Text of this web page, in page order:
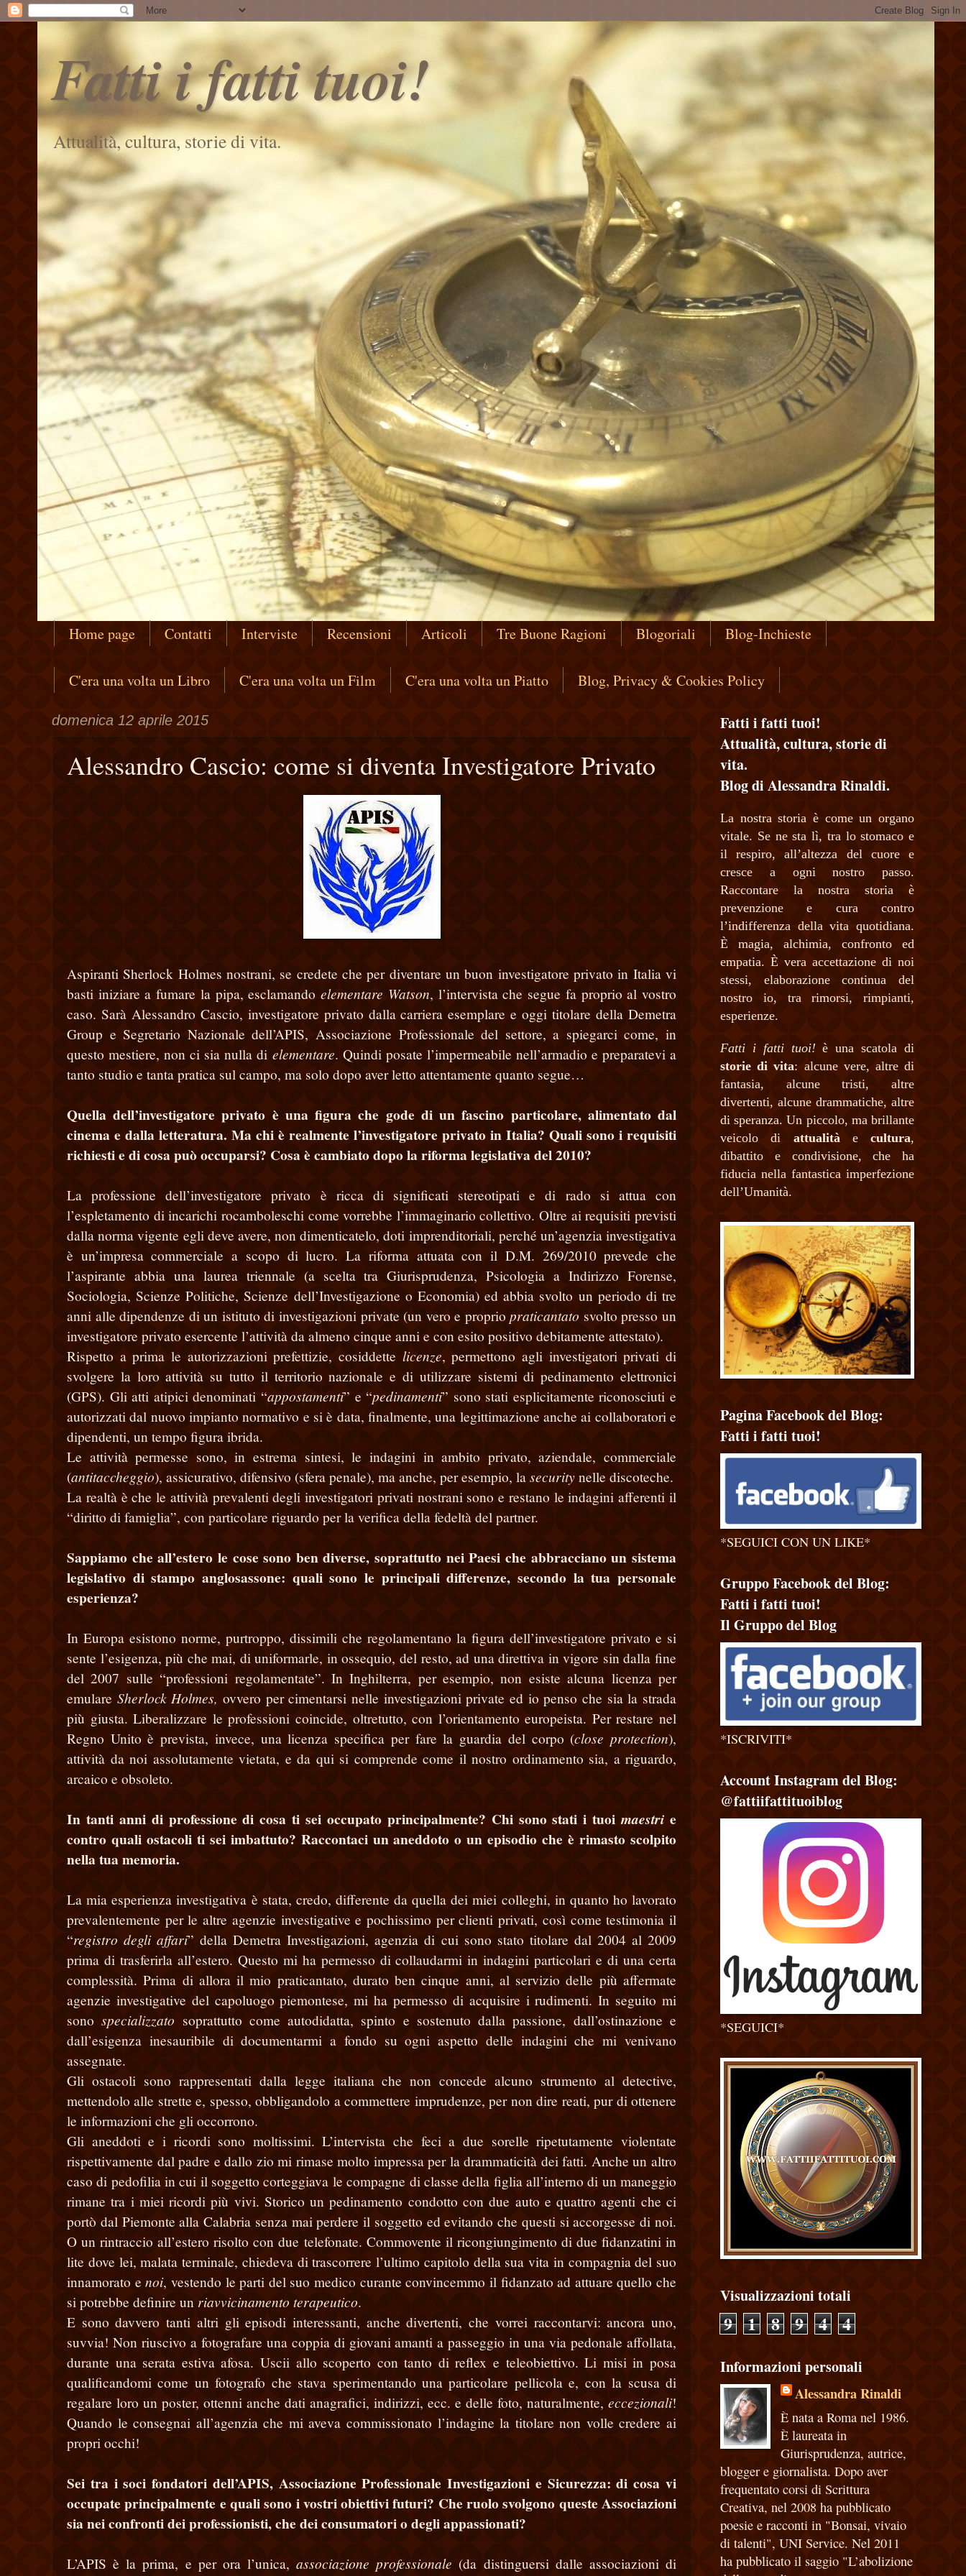
Fatti i fatti tuoi!
Attualità, cultura, storie di vita.
Home page Contatti Interviste Recensioni Articoli Tre Buone Ragioni Blogoriali Blog-Inchieste
C'era una volta un Libro C'era una volta un Film C'era una volta un Piatto Blog, Privacy & Cookies Policy
domenica 12 aprile 2015
Alessandro Cascio: come si diventa Investigatore Privato
Aspiranti Sherlock Holmes nostrani, se credete che per diventare un buon investigatore privato in Italia vi
basti iniziare a fumare la pipa, esclamandoelementare Watson, l’intervista che segue fa proprio al vostro
caso. Sarà Alessandro Cascio, investigatore privato dalla carriera esemplare e oggi titolare della Demetra
Group e Segretario Nazionale dell’APIS, Associazione Professionale del settore, a spiegarci come, in
questo mestiere, non ci sia nulla di elementare. Quindi posate l’impermeabile nell’armadio e preparatevi a
tanto studio e tanta pratica sul campo, ma solo dopo aver letto attentamente quanto segue…
Quella dell’investigatore privato è una figura che gode di un fascino particolare, alimentato dal
cinema e dalla letteratura. Ma chi è realmente l’investigatore privato in Italia? Quali sono i requisiti
richiesti e di cosa può occuparsi? Cosa è cambiato dopo la riforma legislativa del 2010?
La professione dell’investigatore privato è ricca di significati stereotipati e di rado si attua con
l’espletamento di incarichi rocamboleschi come vorrebbe l’immaginario collettivo. Oltre ai requisiti previsti
dalla norma vigente egli deve avere, non dimenticatelo, doti imprenditoriali, perché un’agenzia investigativa
è un’impresa commerciale a scopo di lucro. La riforma attuata con il D.M. 269/2010 prevede che
l’aspirante abbia una laurea triennale (a scelta tra Giurisprudenza, Psicologia a Indirizzo Forense,
Sociologia, Scienze Politiche, Scienze dell’Investigazione o Economia) ed abbia svolto un periodo di tre
anni alle dipendenze di un istituto di investigazioni private (un vero e propriopraticantato svolto presso un
investigatore privato esercente l’attività da almeno cinque anni e con esito positivo debitamente attestato).
Rispetto a prima le autorizzazioni prefettizie, cosiddette licenze, permettono agli investigatori privati di
svolgere la loro attività su tutto il territorio nazionale e di utilizzare sistemi di pedinamento elettronici
(GPS). Gli atti atipici denominati “appostamenti” e “pedinamenti” sono stati esplicitamente riconosciuti e
autorizzati dal nuovo impianto normativo e si è data, finalmente, una legittimazione anche ai collaboratori e
dipendenti, un tempo figura ibrida.
Le attività permesse sono, in estrema sintesi, le indagini in ambito privato, aziendale, commerciale
(antitaccheggio), assicurativo, difensivo (sfera penale), ma anche, per esempio, la security nelle discoteche.
La realtà è che le attività prevalenti degli investigatori privati nostrani sono e restano le indagini afferenti il
“diritto di famiglia”, con particolare riguardo per la verifica della fedeltà del partner.
Sappiamo che all’estero le cose sono ben diverse, soprattutto nei Paesi che abbracciano un sistema
legislativo di stampo anglosassone: quali sono le principali differenze, secondo la tua personale
esperienza?
In Europa esistono norme, purtroppo, dissimili che regolamentano la figura dell’investigatore privato e si
sente l’esigenza, più che mai, di uniformarle, in ossequio, del resto, ad una direttiva in vigore sin dalla fine
del 2007 sulle “professioni regolamentate”. In Inghilterra, per esempio, non esiste alcuna licenza per
emulare Sherlock Holmes,ovvero per cimentarsi nelle investigazioni private ed io penso che sia la strada
più giusta. Liberalizzare le professioni coincide, oltretutto, con l’orientamento europeista. Per restare nel
Regno Unito è prevista, invece, una licenza specifica per fare la guardia del corpo (close protection),
attività da noi assolutamente vietata, e da qui si comprende come il nostro ordinamento sia, a riguardo,
arcaico e obsoleto.
In tanti anni di professione di cosa ti sei occupato principalmente? Chi sono stati i tuoimaestrie
contro quali ostacoli ti sei imbattuto? Raccontaci un aneddoto o un episodio che è rimasto scolpito
nella tua memoria.
La mia esperienza investigativa è stata, credo, differente da quella dei miei colleghi, in quanto ho lavorato
prevalentemente per le altre agenzie investigative e pochissimo per clienti privati, così come testimonia il
“registro degli affari” della Demetra Investigazioni, agenzia di cui sono stato titolare dal 2004 al 2009
prima di trasferirla all’estero. Questo mi ha permesso di collaudarmi in indagini particolari e di una certa
complessità. Prima di allora il mio praticantato, durato ben cinque anni, al servizio delle più affermate
agenzie investigative del capoluogo piemontese, mi ha permesso di acquisire i rudimenti. In seguito mi
sonospecializzato soprattutto come autodidatta, spinto e sostenuto dalla passione, dall’ostinazione e
dall’esigenza inesauribile di documentarmi a fondo su ogni aspetto delle indagini che mi venivano
assegnate.
Gli ostacoli sono rappresentati dalla legge italiana che non concede alcuno strumento al detective,
mettendolo alle strette e, spesso, obbligandolo a commettere imprudenze, per non dire reati, pur di ottenere
le informazioni che gli occorrono.
Gli aneddoti e i ricordi sono moltissimi. L’intervista che feci a due sorelle ripetutamente violentate
rispettivamente dal padre e dallo zio mi rimase molto impressa per la drammaticità dei fatti. Anche un altro
caso di pedofilia in cui il soggetto corteggiava le compagne di classe della figlia all’interno di un maneggio
rimane tra i miei ricordi più vivi. Storico un pedinamento condotto con due auto e quattro agenti che ci
portò dal Piemonte alla Calabria senza mai perdere il soggetto ed evitando che questi si accorgesse di noi.
O un rintraccio all’estero risolto con due telefonate. Commovente il ricongiungimento di due fidanzatini in
lite dove lei, malata terminale, chiedeva di trascorrere l’ultimo capitolo della sua vita in compagnia del suo
innamorato enoi, vestendo le parti del suo medico curante convincemmo il fidanzato ad attuare quello che
si potrebbe definire un riavvicinamento terapeutico.
E sono davvero tanti altri gli episodi interessanti, anche divertenti, che vorrei raccontarvi: ancora uno,
suvvia! Non riuscivo a fotografare una coppia di giovani amanti a passeggio in una via pedonale affollata,
durante una serata estiva afosa. Uscii allo scoperto con tanto di reflex e teleobiettivo. Li misi in posa
qualificandomi come un fotografo che stava sperimentando una particolare pellicola e, con la scusa di
regalare loro un poster, ottenni anche dati anagrafici, indirizzi, ecc. e delle foto, naturalmente, eccezionali!
Quando le consegnai all’agenzia che mi aveva commissionato l’indagine la titolare non volle credere ai
propri occhi!
Sei tra i soci fondatori dell’APIS, Associazione Professionale Investigazioni e Sicurezza: di cosa vi
occupate principalmente e quali sono i vostri obiettivi futuri? Che ruolo svolgono queste Associazioni
sia nei confronti dei professionisti, che dei consumatori o degli appassionati?
L’APIS è la prima, e per ora l’unica,associazione professionale (da distinguersi dalle associazioni di
Fatti i fatti tuoi!
Attualità, cultura, storie di
vita.
Blog di Alessandra Rinaldi.
La nostra storia è come un organo
vitale. Se ne sta lì, tra lo stomaco e
il respiro, all’altezza del cuore e
cresce a ogni nostro passo.
Raccontare la nostra storia è
prevenzione e cura contro
l’indifferenza della vita quotidiana.
È magia, alchimia, confronto ed
empatia. È vera accettazione di noi
stessi, elaborazione continua del
nostro io, tra rimorsi, rimpianti,
esperienze.
Fatti i fatti tuoi!è una scatola di
storie di vita: alcune vere, altre di
fantasia, alcune tristi, altre
divertenti, alcune drammatiche, altre
di speranza. Un piccolo, ma brillante
veicolo di attualità e cultura,
dibattito e condivisione, che ha
fiducia nella fantastica imperfezione
dell’Umanità.
Pagina Facebook del Blog:
Fatti i fatti tuoi!
*SEGUICI CON UN LIKE*
Gruppo Facebook del Blog:
Fatti i fatti tuoi!
Il Gruppo del Blog
*ISCRIVITI*
Account Instagram del Blog:
@fattiifattituoiblog
*SEGUICI*
Visualizzazioni totali
9 1 8 9 4 4
Informazioni personali
Alessandra Rinaldi
È nata a Roma nel 1986.
È laureata in
Giurisprudenza, autrice,
blogger e giornalista. Dopo aver
frequentato corsi di Scrittura
Creativa, nel 2008 ha pubblicato
poesie e racconti in "Bonsai, vivaio
di talenti", UNI Service. Nel 2011
ha pubblicato il saggio "L’abolizione